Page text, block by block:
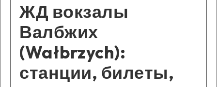
ЖД вокзалы
Валбжих
(Wałbrzych):
станции, билеты,